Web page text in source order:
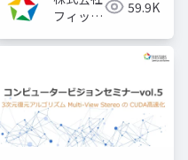
（2022/11/30）
フィック
59.9K